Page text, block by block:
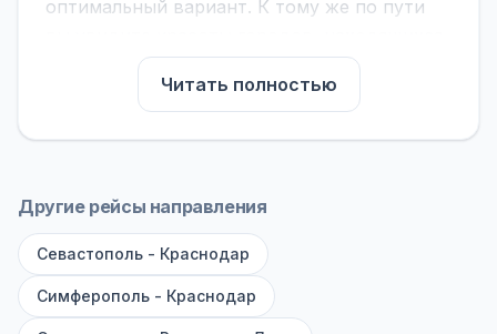
оптимальный вариант. К тому же по пути
между ними.
На нашем сайте вы можете найти
расписание автобусов Красноперекопск -
подходящий. Если важна скорость —
мест). Если важен комфорт — выбирайте
большие автобусы (от 40 мест): у них лучше
подвеска и дорога ощущается меньше.
Читать полностью
Другие рейсы направления
Севастополь - Краснодар
Симферополь - Краснодар